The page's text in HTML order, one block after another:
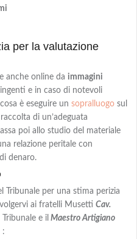
per la valutazione
anche online da immagini
e in caso di notevoli
è eseguire un sopralluogo sul
raccolta di un’adeguata
poi allo studio del materiale
relazione peritale con
denaro.
Tribunale per una stima perizia
ai fratelli Musetti Cav.
e il Maestro Artigiano
: